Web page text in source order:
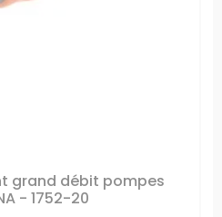
grand débit pompes
- 1752-20